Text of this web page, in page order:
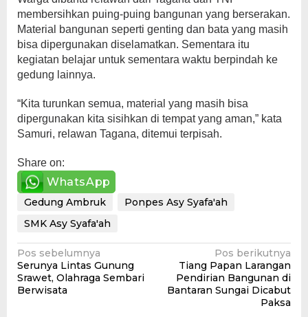
membersihkan puing-puing bangunan yang berserakan.
Material bangunan seperti genting dan bata yang masih
bisa dipergunakan diselamatkan. Sementara itu
kegiatan belajar untuk sementara waktu berpindah ke
gedung lainnya.
“Kita turunkan semua, material yang masih bisa
dipergunakan kita sisihkan di tempat yang aman,” kata
Samuri, relawan Tagana, ditemui terpisah.
Share on:
WhatsApp
Gedung Ambruk
Ponpes Asy Syafa'ah
SMK Asy Syafa'ah
Navigasi
pos
Pos sebelumnya
Serunya Lintas Gunung
Srawet, Olahraga Sembari
Berwisata
Pos berikutnya
Tiang Papan Larangan
Pendirian Bangunan di
Bantaran Sungai Dicabut
Paksa